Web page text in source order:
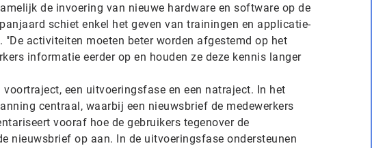
de invoering van nieuwe hardware en software op de
schiet enkel het geven van trainingen en applicatie-
activiteiten moeten beter worden afgestemd op het
informatie eerder op en houden ze deze kennis langer
een uitvoeringsfase en een natraject. In het
centraal, waarbij een nieuwsbrief de medewerkers
vooraf hoe de gebruikers tegenover de
nieuwsbrief op aan. In de uitvoeringsfase ondersteunen